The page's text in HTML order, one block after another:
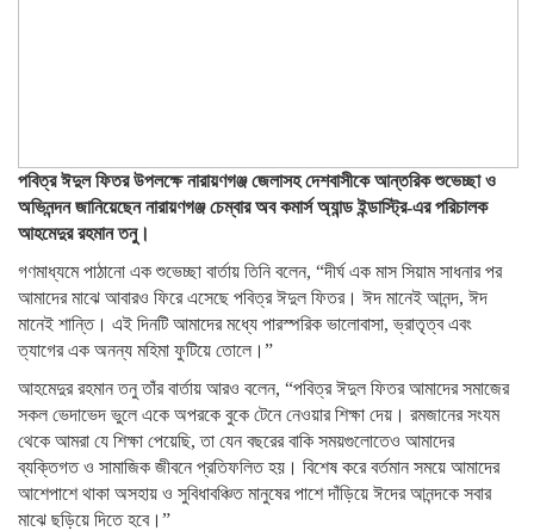
পবিত্র ঈদুল ফিতর উপলক্ষে নারায়ণগঞ্জ জেলাসহ দেশবাসীকে আন্তরিক শুভেচ্ছা ও
অভিনন্দন জানিয়েছেন নারায়ণগঞ্জ চেম্বার অব কমার্স অ্যান্ড ইন্ডাস্ট্রি-এর পরিচালক
আহমেদুর রহমান তনু।
গণমাধ্যমে পাঠানো এক শুভেচ্ছা বার্তায় তিনি বলেন, “দীর্ঘ এক মাস সিয়াম সাধনার পর
আমাদের মাঝে আবারও ফিরে এসেছে পবিত্র ঈদুল ফিতর। ঈদ মানেই আনন্দ, ঈদ
মানেই শান্তি। এই দিনটি আমাদের মধ্যে পারস্পরিক ভালোবাসা, ভ্রাতৃত্ব এবং
ত্যাগের এক অনন্য মহিমা ফুটিয়ে তোলে।”
আহমেদুর রহমান তনু তাঁর বার্তায় আরও বলেন, “পবিত্র ঈদুল ফিতর আমাদের সমাজের
সকল ভেদাভেদ ভুলে একে অপরকে বুকে টেনে নেওয়ার শিক্ষা দেয়। রমজানের সংযম
থেকে আমরা যে শিক্ষা পেয়েছি, তা যেন বছরের বাকি সময়গুলোতেও আমাদের
ব্যক্তিগত ও সামাজিক জীবনে প্রতিফলিত হয়। বিশেষ করে বর্তমান সময়ে আমাদের
আশেপাশে থাকা অসহায় ও সুবিধাবঞ্চিত মানুষের পাশে দাঁড়িয়ে ঈদের আনন্দকে সবার
মাঝে ছড়িয়ে দিতে হবে।”